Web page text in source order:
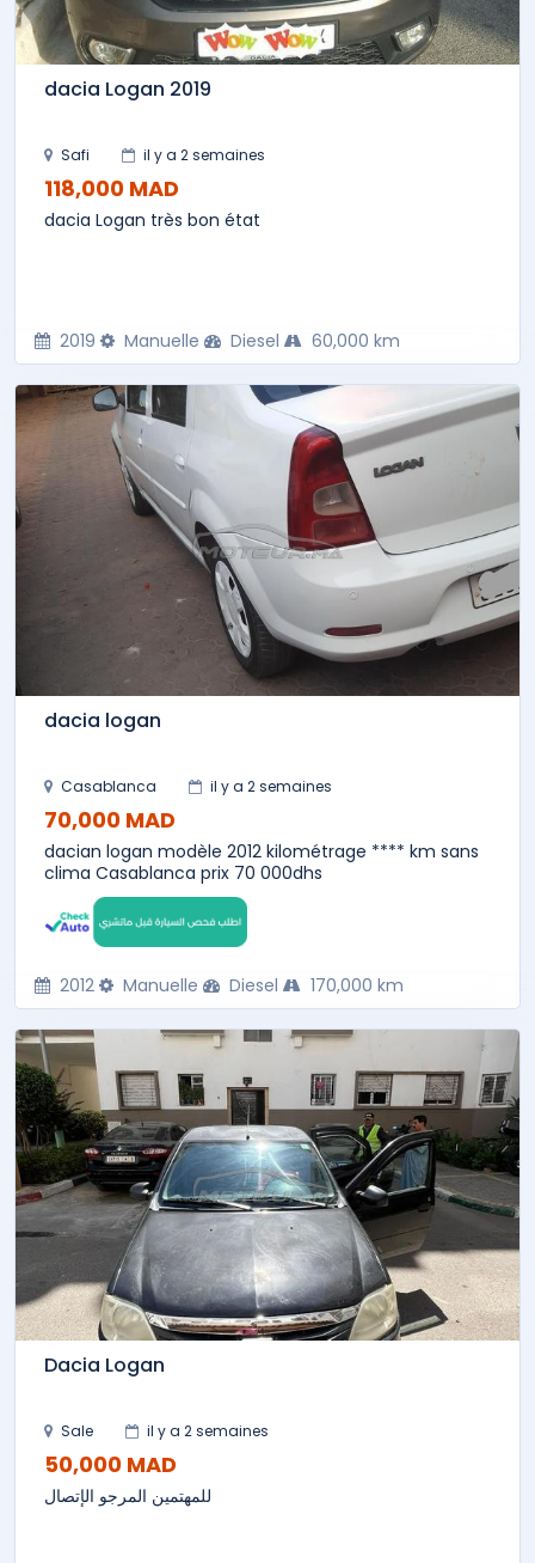
dacia Logan 2019
Safi il y a 2 semaines
118,000 MAD
dacia Logan très bon état
2019 Manuelle Diesel 60,000 km
dacia logan
Casablanca il y a 2 semaines
70,000 MAD
dacian logan modèle 2012 kilométrage **** km sans
clima Casablanca prix 70 000dhs
2012 Manuelle Diesel 170,000 km
Dacia Logan
Sale il y a 2 semaines
50,000 MAD
للمهتمين المرجو الإتصال